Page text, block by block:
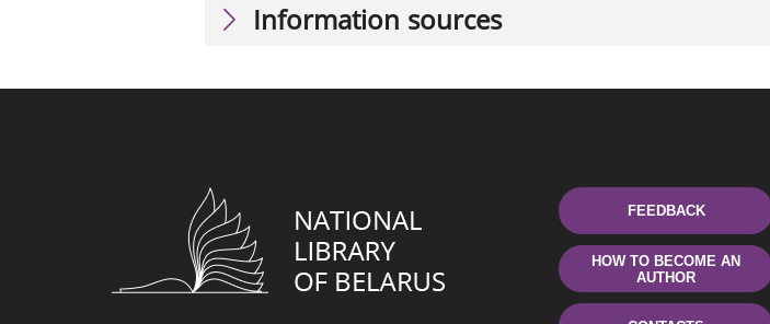
Information sources
FEEDBACK
HOW TO BECOME AN
AUTHOR